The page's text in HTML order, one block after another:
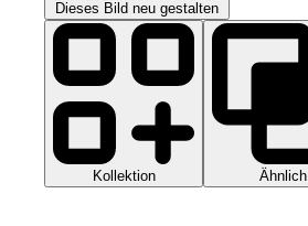
Dieses Bild neu gestalten
Kollektion Ähnlich